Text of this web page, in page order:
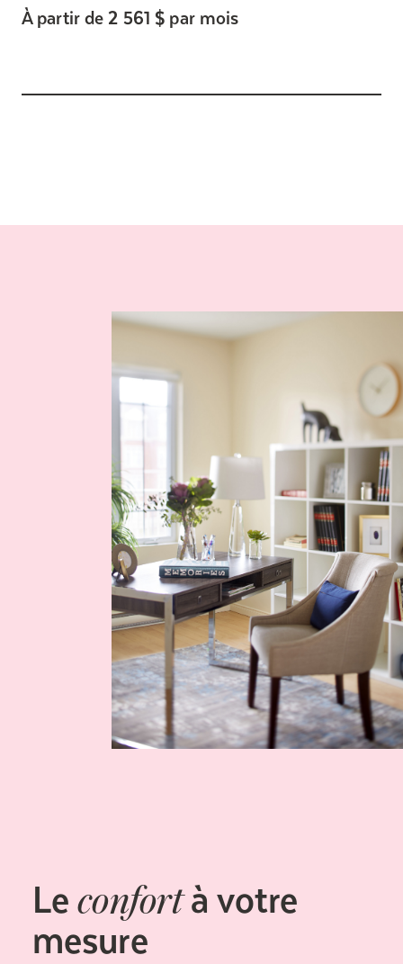
À partir de 2 561 $ par mois
Leconfortà votre
mesure